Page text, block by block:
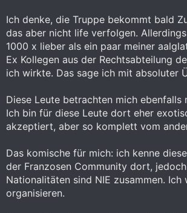
Ich denke, die Truppe bekommt bald
das aber nicht life verfolgen.
1000 x lieber als ein paar meiner
Ex Kollegen aus der Rechtsabteilung
ich wirkte. Das sage ich mit absoluter
Diese Leute betrachten mich ebenfalls
Ich bin für diese Leute dort eher
akzeptiert, aber so komplett vom
Das komische für mich: ich kenne
der Franzosen Community dort,
Nationalitäten sind NIE zusammen. Ich
organisieren.